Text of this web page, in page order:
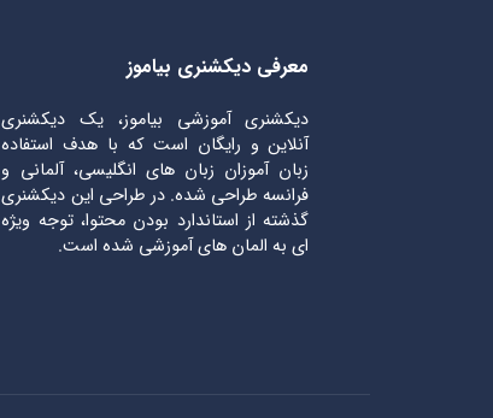
معرفی دیکشنری بیاموز
دیکشنری آموزشی بیاموز، یک دیکشنری
آنلاین و رایگان است که با هدف استفاده
زبان آموزان زبان های انگلیسی، آلمانی و
فرانسه طراحی شده. در طراحی این دیکشنری
گذشته از استاندارد بودن محتوا، توجه ویژه
ای به المان های آموزشی شده است.